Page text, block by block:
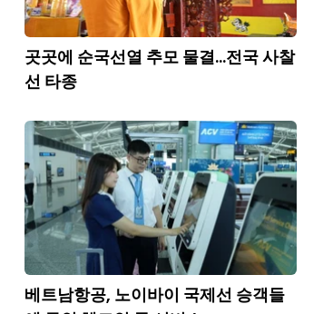
곳곳에 순국선열 추모 물결...전국 사찰
선 타종
베트남항공, 노이바이 국제선 승객들